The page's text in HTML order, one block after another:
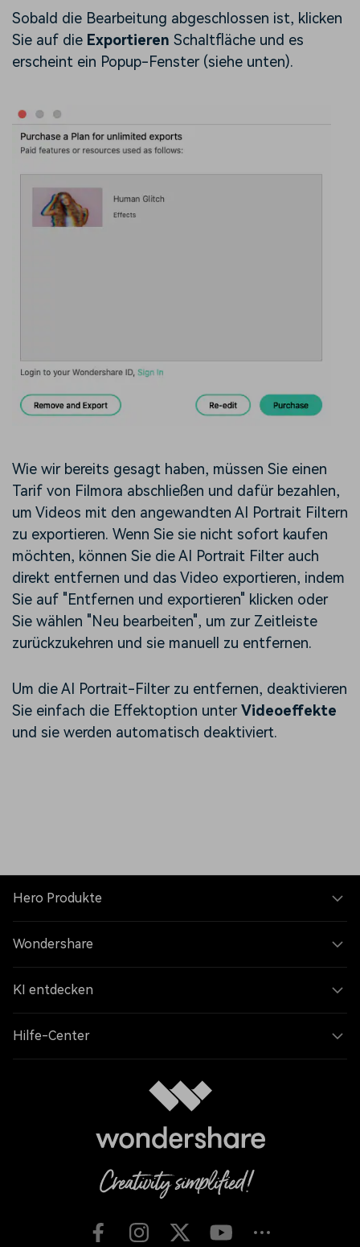
Sobald die Bearbeitung abgeschlossen ist, klicken
Sie auf die Exportieren Schaltfläche und es
erscheint ein Popup-Fenster (siehe unten).
Wie wir bereits gesagt haben, müssen Sie einen
Tarif von Filmora abschließen und dafür bezahlen,
um Videos mit den angewandten AI Portrait Filtern
zu exportieren. Wenn Sie sie nicht sofort kaufen
möchten, können Sie die AI Portrait Filter auch
direkt entfernen und das Video exportieren, indem
Sie auf "Entfernen und exportieren" klicken oder
Sie wählen "Neu bearbeiten", um zur Zeitleiste
zurückzukehren und sie manuell zu entfernen.
Um die AI Portrait-Filter zu entfernen, deaktivieren
Sie einfach die Effektoption unterVideoeffekte
und sie werden automatisch deaktiviert.
Hero Produkte
Wondershare
KI entdecken
Hilfe-Center